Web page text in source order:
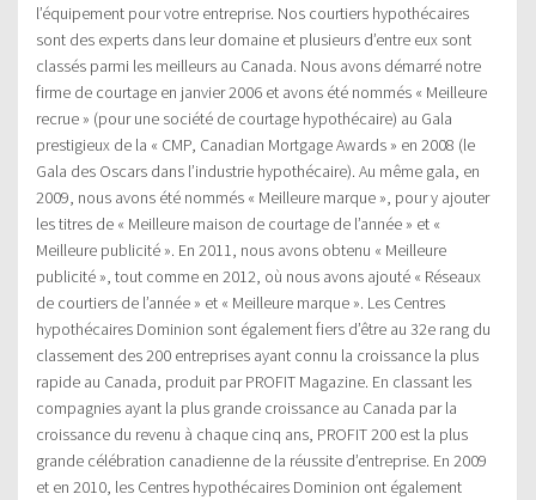
l’équipement pour votre entreprise. Nos courtiers hypothécaires
sont des experts dans leur domaine et plusieurs d’entre eux sont
classés parmi les meilleurs au Canada. Nous avons démarré notre
firme de courtage en janvier 2006 et avons été nommés « Meilleure
recrue » (pour une société de courtage hypothécaire) au Gala
prestigieux de la « CMP, Canadian Mortgage Awards » en 2008 (le
Gala des Oscars dans l’industrie hypothécaire). Au même gala, en
2009, nous avons été nommés « Meilleure marque », pour y ajouter
les titres de « Meilleure maison de courtage de l’année » et «
Meilleure publicité ». En 2011, nous avons obtenu « Meilleure
publicité », tout comme en 2012, où nous avons ajouté « Réseaux
de courtiers de l’année » et « Meilleure marque ». Les Centres
hypothécaires Dominion sont également fiers d’être au 32e rang du
classement des 200 entreprises ayant connu la croissance la plus
rapide au Canada, produit par PROFIT Magazine. En classant les
compagnies ayant la plus grande croissance au Canada par la
croissance du revenu à chaque cinq ans, PROFIT 200 est la plus
grande célébration canadienne de la réussite d’entreprise. En 2009
et en 2010, les Centres hypothécaires Dominion ont également